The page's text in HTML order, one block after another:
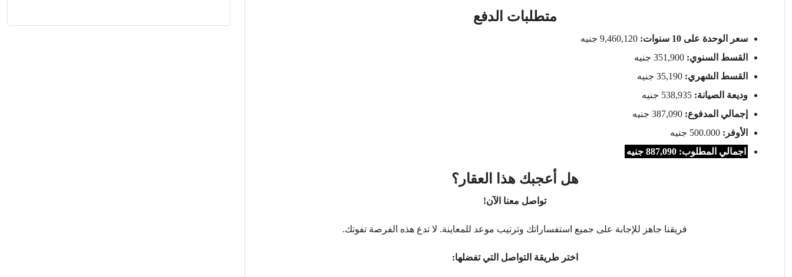
متطلبات الدفع
سعر الوحدة على 10 سنوات:
القسط السنوي:
القسط الشهري:
وديعة الصيانة:
إجمالي المدفوع: 387,090 جنيه
الأوفر:
اجمالي المطلوب: 887,090 جنيه
هل أعجبك هذا العقار؟
تواصل معنا الآن!
فريقنا جاهز للإجابة على جميع استفساراتك وترتيب موعد للمعاينة. لا تدع هذه الفرصة تفوتك.
اختر طريقة التواصل التي تفضلها: